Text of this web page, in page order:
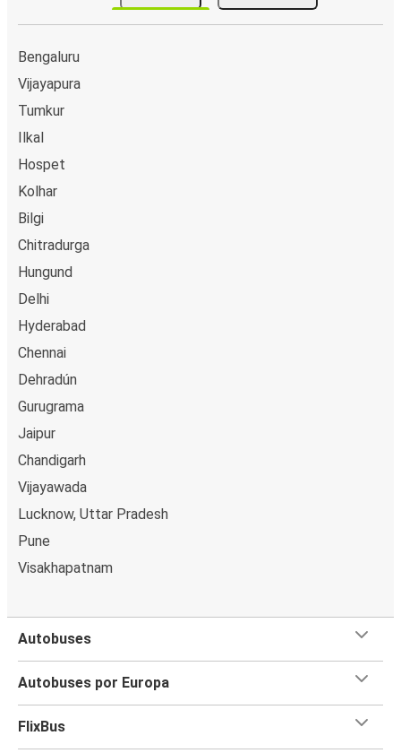
Bengaluru
Vijayapura
Tumkur
Ilkal
Hospet
Kolhar
Bilgi
Chitradurga
Hungund
Delhi
Hyderabad
Chennai
Dehradún
Gurugrama
Jaipur
Chandigarh
Vijayawada
Lucknow, Uttar Pradesh
Pune
Visakhapatnam
Autobuses
Autobuses por Europa
FlixBus